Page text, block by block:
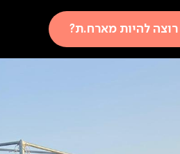
רוצה להיות מארח.ת?